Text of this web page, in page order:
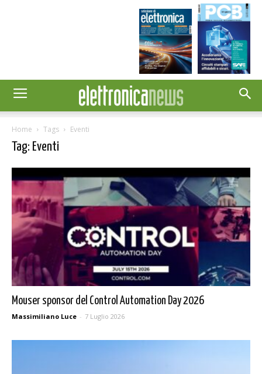
Home Tags Eventi
Tag: Eventi
Mouser sponsor del Control Automation Day 2026
Massimiliano Luce - 7 Luglio 2026